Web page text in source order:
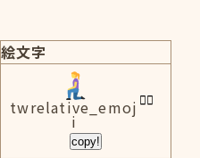
絵文字
twrelative_emoj
i
copy!